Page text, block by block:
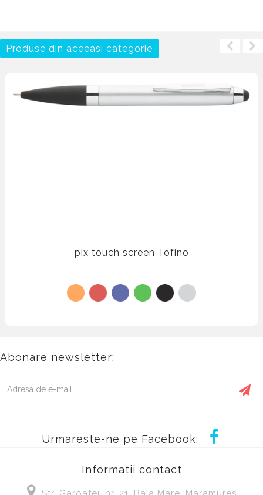
Produse din aceeasi categorie
pix touch screen Tofino
Abonare newsletter:
Urmareste-ne pe Facebook:
Informatii contact